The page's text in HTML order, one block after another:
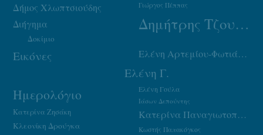
Γιώργος Πέππας
Δήμος Χλωπτσιούδης
Δημήτρης Τζουμάκας
Διήγημα
Δοκίμιο
Εικόνες Ελένη Αρτεμίου-Φωτιάδου
Ελένη Γ.
Ελένη Γούλα
Ημερολόγιο Ιάσων Δεπούντης
Κατερίνα Ζησάκη Κατερίνα Παναγιωτοπούλου
Κλεονίκη Δρούγκα Κωστής Παπακόγκος